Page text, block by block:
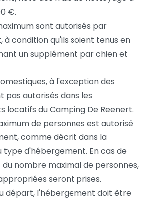
€.
sont autorisés par
à condition qu'ils soient tenus en
un supplément par chien et
à l'exception des
pas autorisés dans les
locatifs du Camping De Reenert.
de personnes est autorisé
comme décrit dans la
type d'hébergement. En cas de
nombre maximal de personnes,
seront prises.
départ, l'hébergement doit être